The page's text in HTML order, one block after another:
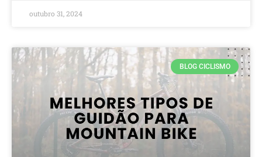
outubro 31, 2024
BLOG CICLISMO